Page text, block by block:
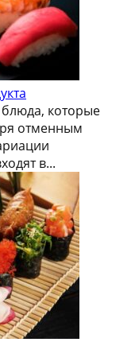
которые
отменным
в...